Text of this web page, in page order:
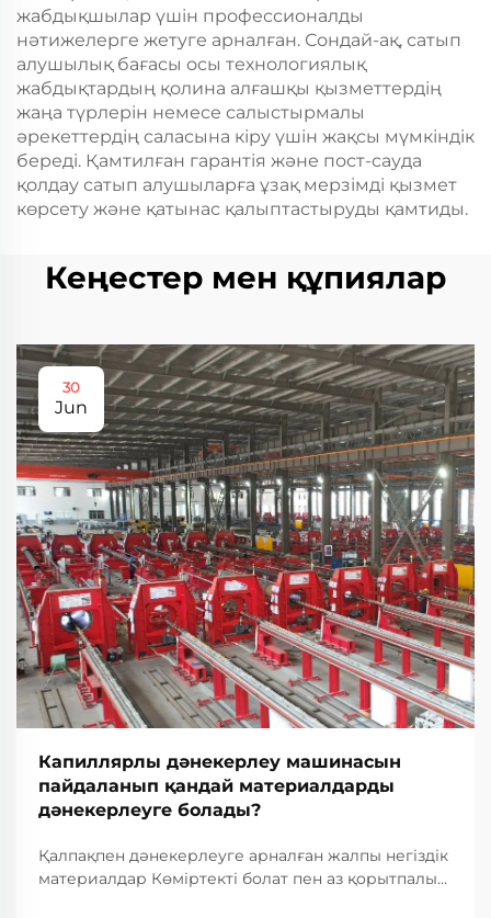
жабдықшылар үшін профессионалды
нәтижелерге жетуге арналған. Сондай-ақ, сатып
алушылық бағасы осы технологиялық
жабдықтардың қолина алғашқы қызметтердің
жаңа түрлерін немесе салыстырмалы
әрекеттердің саласына кіру үшін жақсы мүмкіндік
береді. Қамтилған гарантія және пост-сауда
қолдау сатып алушыларға ұзақ мерзімді қызмет
көрсету және қатынас қалыптастыруды қамтиды.
Кеңестер мен құпиялар
30
Jun
Капиллярлы дәнекерлеу машинасын
пайдаланып қандай материалдарды
дәнекерлеуге болады?
Қалпақпен дәнекерлеуге арналған жалпы негіздік
материалдар Көміртекті болат пен аз қорытпалы